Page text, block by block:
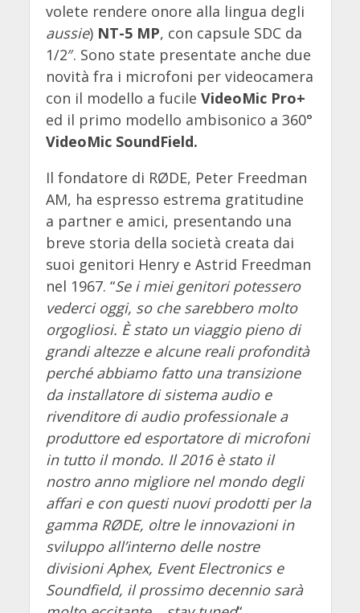
volete rendere onore alla lingua degli
aussie) NT-5 MP, con capsule SDC da
1/2″. Sono state presentate anche due
novità fra i microfoni per videocamera
con il modello a fucile VideoMic Pro+
ed il primo modello ambisonico a 360°
VideoMic SoundField.
Il fondatore di RØDE, Peter Freedman
AM, ha espresso estrema gratitudine
a partner e amici, presentando una
breve storia della società creata dai
suoi genitori Henry e Astrid Freedman
nel 1967. “Se i miei genitori potessero
vederci oggi, so che sarebbero molto
orgogliosi. È stato un viaggio pieno di
grandi altezze e alcune reali profondità
perché abbiamo fatto una transizione
da installatore di sistema audio e
rivenditore di audio professionale a
produttore ed esportatore di microfoni
in tutto il mondo. Il 2016 è stato il
nostro anno migliore nel mondo degli
affari e con questi nuovi prodotti per la
gamma RØDE, oltre le innovazioni in
sviluppo all’interno delle nostre
divisioni Aphex, Event Electronics e
Soundfield, il prossimo decennio sarà